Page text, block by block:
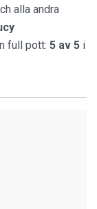
alla andra
full pott: 5 av 5 i